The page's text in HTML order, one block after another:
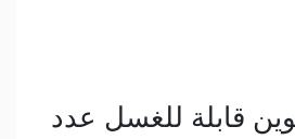
قابلة للغسل عدد